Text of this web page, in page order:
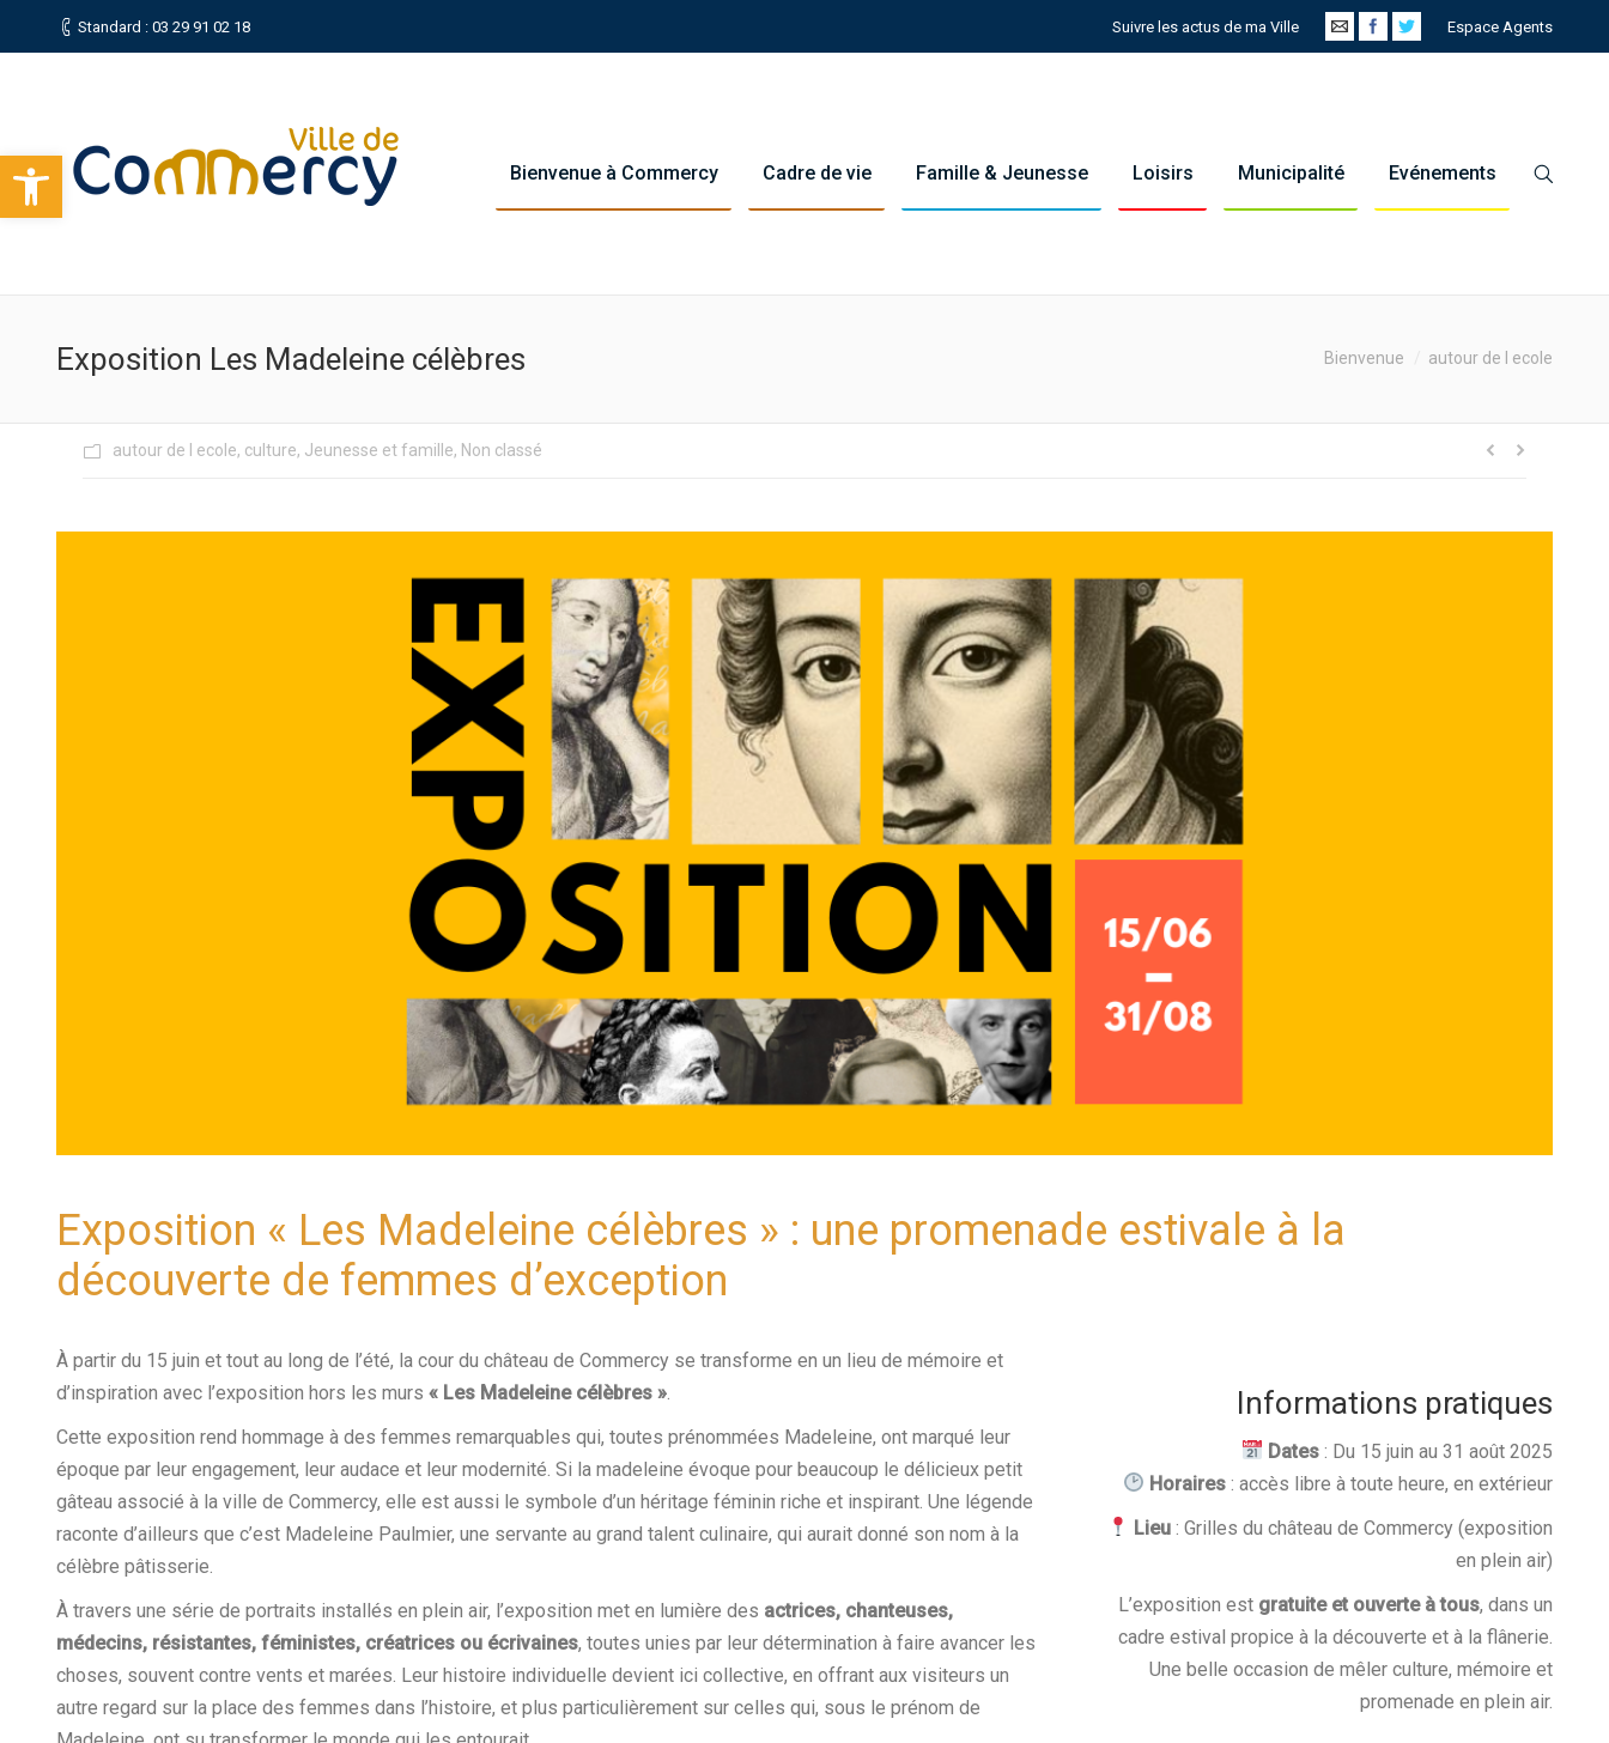
Ouvrir la barre d’outils
Standard : 03 29 91 02 18 Suivre les actus de ma Ville Espace Agents
Bienvenue à Commercy Cadre de vie Famille & Jeunesse Loisirs Municipalité Evénements
Exposition Les Madeleine célèbres Bienvenue autour de l ecole
autour de l ecole, culture, Jeunesse et famille, Non classé
Exposition « Les Madeleine célèbres » : une promenade estivale à la
découverte de femmes d’exception
À partir du 15 juin et tout au long de l’été, la cour du château de Commercy se transforme en un lieu de mémoire et
d’inspiration avec l’exposition hors les murs « Les Madeleine célèbres ».
Cette exposition rend hommage à des femmes remarquables qui, toutes prénommées Madeleine, ont marqué leur
époque par leur engagement, leur audace et leur modernité. Si la madeleine évoque pour beaucoup le délicieux petit
gâteau associé à la ville de Commercy, elle est aussi le symbole d’un héritage féminin riche et inspirant. Une légende
raconte d’ailleurs que c’est Madeleine Paulmier, une servante au grand talent culinaire, qui aurait donné son nom à la
célèbre pâtisserie.
À travers une série de portraits installés en plein air, l’exposition met en lumière des actrices, chanteuses,
médecins, résistantes, féministes, créatrices ou écrivaines, toutes unies par leur détermination à faire avancer les
choses, souvent contre vents et marées. Leur histoire individuelle devient ici collective, en offrant aux visiteurs un
autre regard sur la place des femmes dans l’histoire, et plus particulièrement sur celles qui, sous le prénom de
Informations pratiques
Dates: Du 15 juin au 31 août 2025
Horaires: accès libre à toute heure, en extérieur
Lieu: Grilles du château de Commercy (exposition
en plein air)
L’exposition est gratuite et ouverte à tous, dans un
cadre estival propice à la découverte et à la flânerie.
Une belle occasion de mêler culture, mémoire et
promenade en plein air.